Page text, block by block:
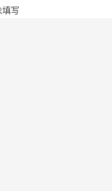
填写